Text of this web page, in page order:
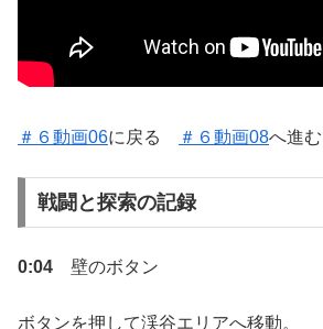
＃６動画06に戻る ＃６動画08へ進む
戦闘と探索の記録
0:04 壁のボタン
ボタンを押して渓谷エリアへ移動。